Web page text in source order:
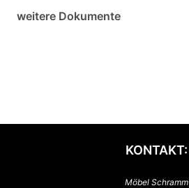
weitere Dokumente
KONTAKT:
Möbel Schramm